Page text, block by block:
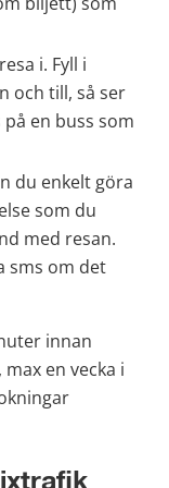
i. Fyll i
och till, så ser
en buss som
du enkelt göra
som du
med resan.
sms om det
innan
en vecka i